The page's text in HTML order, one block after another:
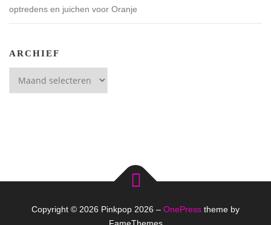
optredens en juichen voor Oranje
ARCHIEF
Copyright © 2026 Pinkpop 2026 – OnePress theme by